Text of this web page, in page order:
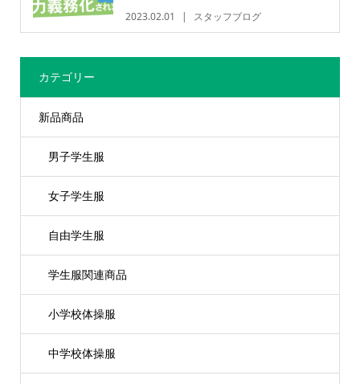
2023.02.01 スタッフブログ
カテゴリー
新品商品
男子学生服
女子学生服
自由学生服
学生服関連商品
小学校体操服
中学校体操服